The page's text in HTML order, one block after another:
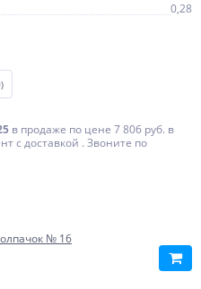
0,28
в продаже по цене 7 806 руб. в
с доставкой . Звоните по
№ 16